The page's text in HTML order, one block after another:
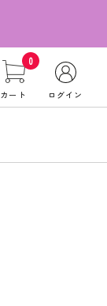
0
カート ログイン